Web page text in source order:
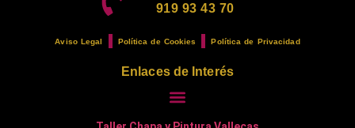
919 93 43 70
Aviso Legal Política de Cookies Política de Privacidad
Enlaces de Interés